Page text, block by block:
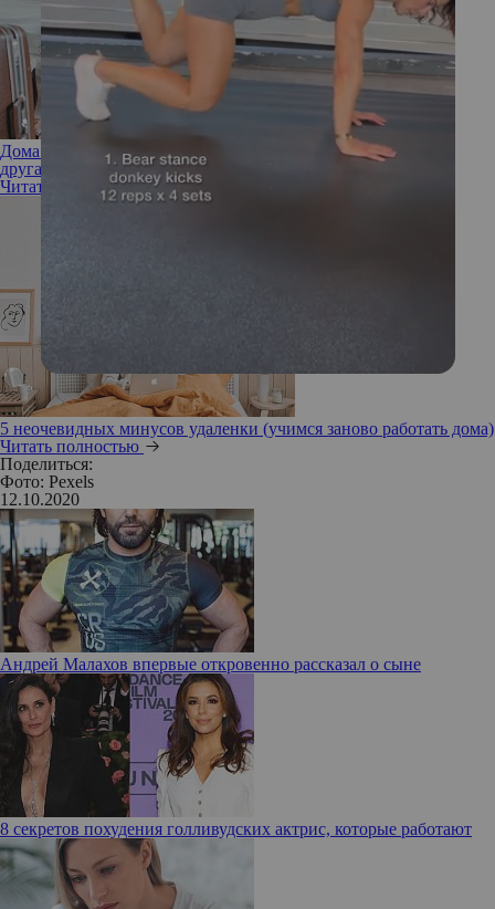
Дома всего неделю, живем в однушке и уже устали друг от
друга: 4 способа не убить партнера
Читать полностью
5 неочевидных минусов удаленки (учимся заново работать дома)
Читать полностью
Поделиться:
Фото: Pexels
12.10.2020
Андрей Малахов впервые откровенно рассказал о сыне
8 секретов похудения голливудских актрис, которые работают